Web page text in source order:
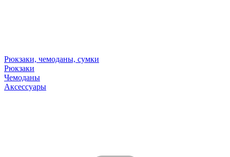
Рюкзаки, чемоданы, сумки
Рюкзаки
Чемоданы
Аксессуары